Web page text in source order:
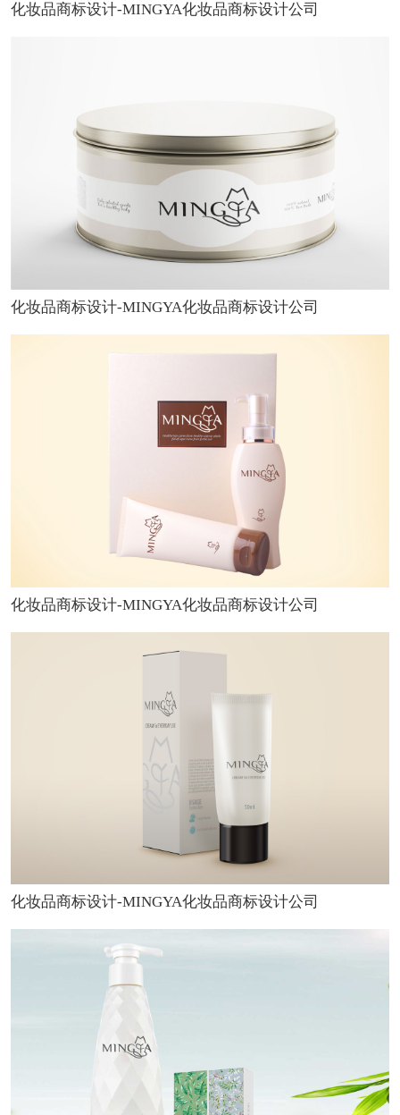
化妆品商标设计-MINGYA化妆品商标设计公司
化妆品商标设计-MINGYA化妆品商标设计公司
化妆品商标设计-MINGYA化妆品商标设计公司
化妆品商标设计-MINGYA化妆品商标设计公司